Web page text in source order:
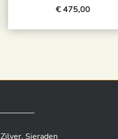
€ 475,00
Zilver, Sieraden